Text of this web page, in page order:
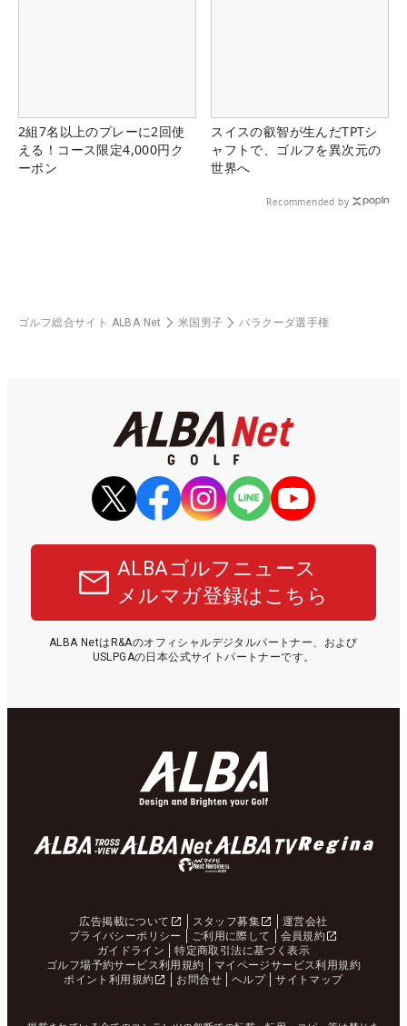
2組7名以上のプレーに2回使
える！コース限定4,000円ク
ーポン
スイスの叡智が生んだTPTシ
ャフトで、ゴルフを異次元の
世界へ
Recommended by
ゴルフ総合サイト ALBA Net 米国男子 バラクーダ選手権
ALBAゴルフニュース
メルマガ登録はこちら
ALBA NetはR&Aのオフィシャルデジタルパートナー、および
USLPGAの日本公式サイトパートナーです。
広告掲載について スタッフ募集
運営会社
プライバシーポリシー
ご利用に際して
会員規約
ガイドライン
特定商取引法に基づく表示
ゴルフ場予約サービス利用規約
マイページサービス利用規約
ポイント利用規約
お問合せ ヘルプ サイトマップ